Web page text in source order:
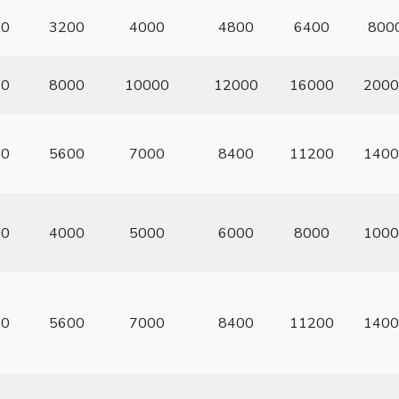
3200 4000 4800 6400
8000 10000 12000 16000
5600 7000 8400 11200
4000 5000 6000 8000
5600 7000 8400 11200